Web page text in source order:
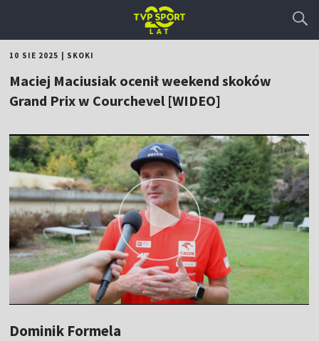
10 SIE 2025 SKOKI
Maciej Maciusiak ocenił weekend skoków
Grand Prix w Courchevel [WIDEO]
Dominik Formela